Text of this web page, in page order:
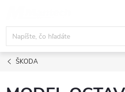
obsah
ŠKODA